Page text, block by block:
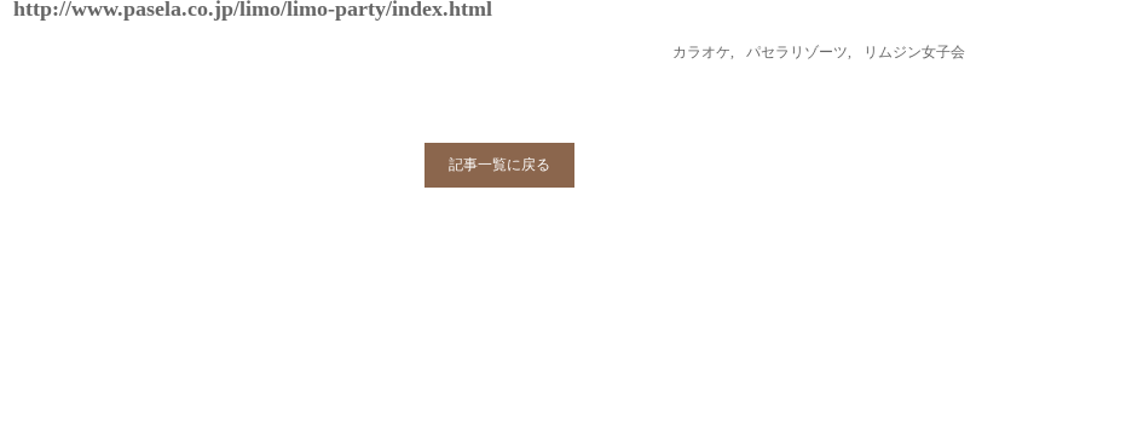
http://www.pasela.co.jp/limo/limo-party/index.html
カラオケ, パセラリゾーツ, リムジン女子会
記事一覧に戻る